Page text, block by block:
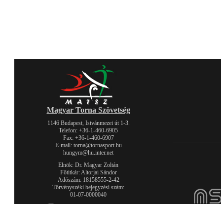
Magyar Torna Szövetség
1146 Budapest, Istvánmezei út 1-3.
Telefon: +36-1-460-6905
Fax: +36-1-460-6907
E-mail: torna@tornasport.hu
hungym@hu.inter.net
Elnök: Dr. Magyar Zoltán
Főtitkár: Altorjai Sándor
Adószám: 18158555-2-42
Törvényszéki bejegyzési szám:
01-07-0000040